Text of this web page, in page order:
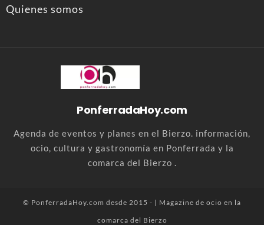
Quienes somos
PonferradaHoy.com
Agenda de eventos y planes en el Bierzo. información,
ocio, cultura y gastronomía en Ponferrada y la
comarca del Bierzo .
© PonferradaHoy.com desde 2015 - | Magazine de ocio en la
comarca del Bierzo